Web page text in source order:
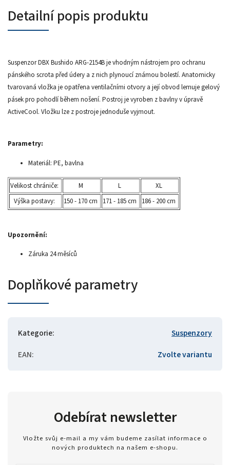
Detailní popis produktu
Suspenzor DBX Bushido ARG-2154B je vhodným nástrojem pro ochranu
pánského scrota před údery a z nich plynoucí známou bolestí. Anatomicky
tvarovaná vložka je opatřena ventilačními otvory a její obvod lemuje gelový
pásek pro pohodlí během nošení. Postroj je vyroben z bavlny v úpravě
ActiveCool. Vložku lze z postroje jednoduše vyjmout.
Parametry:
Materiál: PE, bavlna
Velikost chrániče: M L
XL
Výška postavy:
150 - 170 cm 171 - 185 cm 186 - 200 cm
Upozornění:
Záruka 24 měsíců
Doplňkové parametry
Kategorie:
Suspenzory
EAN: Zvolte variantu
Odebírat newsletter
Vložte svůj e-mail a my vám budeme zasílat informace o
nových produktech na našem e-shopu.